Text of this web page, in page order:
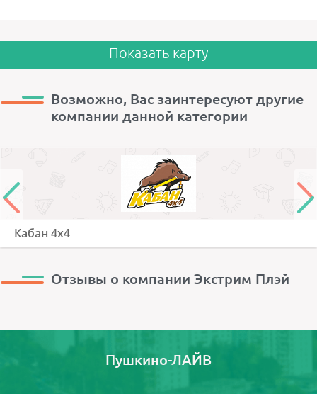
Показать карту
Возможно, Вас заинтересуют другие
компании данной категории
Кабан 4х4
Отзывы о компании Экстрим Плэй
Пушкино-ЛАЙВ